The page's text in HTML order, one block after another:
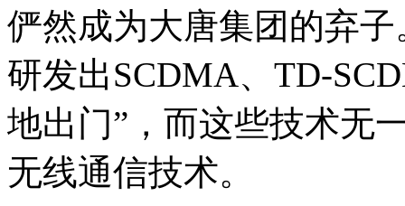
俨然成为大唐集团的弃
研发出SCDMA、TD-
地出门”，而这些技术无
无线通信技术。